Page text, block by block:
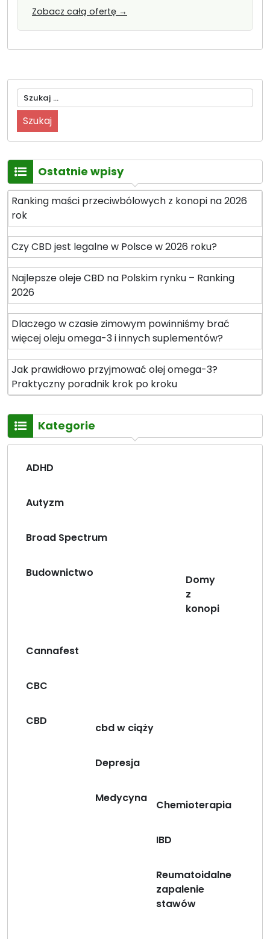
do
Zobacz całą ofertę →
Szukaj:
Ostatnie wpisy
Ranking maści przeciwbólowych z konopi na 2026
rok
Czy CBD jest legalne w Polsce w 2026 roku?
Najlepsze oleje CBD na Polskim rynku – Ranking
2026
Dlaczego w czasie zimowym powinniśmy brać
więcej oleju omega-3 i innych suplementów?
Jak prawidłowo przyjmować olej omega-3?
Praktyczny poradnik krok po kroku
Kategorie
ADHD
Autyzm
Broad Spectrum
Budownictwo
Domy
z
konopi
Cannafest
CBC
CBD
cbd w ciąży
Depresja
Medycyna
Chemioterapia
IBD
Reumatoidalne
zapalenie
stawów